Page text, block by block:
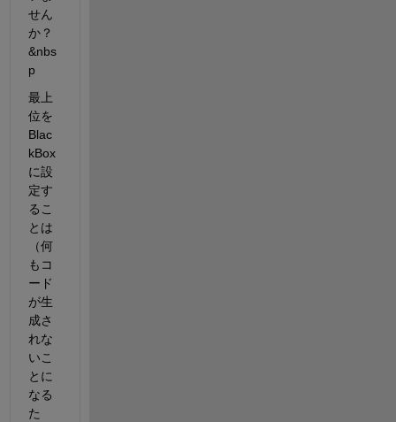
せん
か？
&nbs
p
最上
位を
Blac
kBox
に設
定す
るこ
とは
（何
もコ
ード
が生
成さ
れな
いこ
とに
なる
た